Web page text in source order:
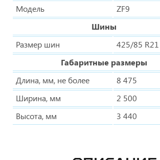
Модель
ZF9
Шины
Размер шин
425/85 R21
Габаритные размеры
Длина, мм, не более
8 475
Ширина, мм
2 500
Высота, мм
3 440